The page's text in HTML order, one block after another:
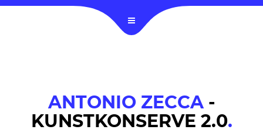
ANTONIO ZECCA -
KUNSTKONSERVE 2.0.